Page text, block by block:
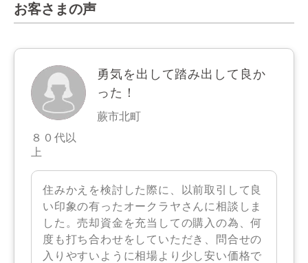
お客さまの声
８０代以
上
勇気を出して踏み出して良か
った！
蕨市北町
住みかえを検討した際に、以前取引して良
い印象の有ったオークラヤさんに相談しま
した。売却資金を充当しての購入の為、何
度も打ち合わせをしていただき、問合せの
入りやすいように相場より少し安い価格で